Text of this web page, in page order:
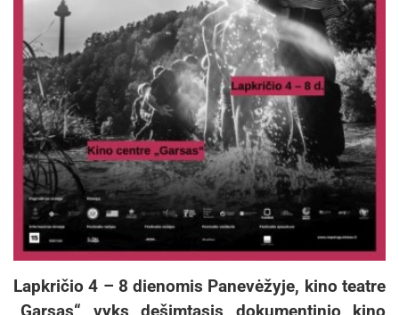
Lapkričio 4 – 8 dienomis Panevėžyje, kino teatre